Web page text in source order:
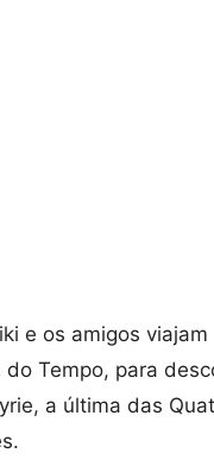
e os amigos viajam
do Tempo, para
a última das